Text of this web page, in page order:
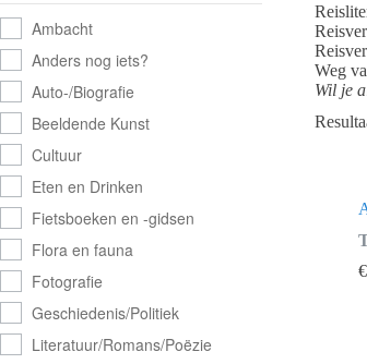
Weg
Wil je
€
Ambacht
Anders nog iets?
Auto-/Biografie
Beeldende Kunst
Cultuur
Eten en Drinken
Fietsboeken en -gidsen
Flora en fauna
Fotografie
Geschiedenis/Politiek
Literatuur/Romans/Poëzie